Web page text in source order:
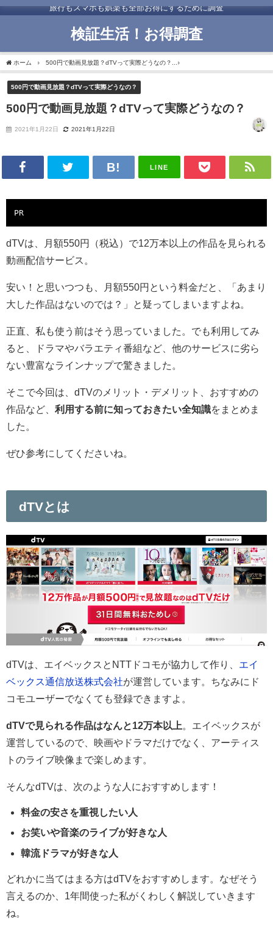
旅行もスマホも娯楽も全部お得にするために調査
検証生活！お得調査
ホーム 500円で動画見放題？dTVって実際どうなの？
500円で動画見放題？dTVって実際どうなの？
500円で動画見放題？dTVって実際どうなの？
2021年1月22日 2021年1月22日
LINE
PR
dTVは、月額550円（税込）で12万本以上の作品を見られる
動画配信サービス。
安い！と思いつつも、月額550円という料金だと、「あまり
大した作品はないのでは？」と疑ってしまいますよね。
正直、私も使う前はそう思っていました。でも利用してみ
ると、
ドラマやバラエティ番組など、他のサービスに劣ら
ない豊富なラインナップで驚きました
そこで今回は、 dTVのメリット・デメリット、おすすめの
作品など、 利用する前に知っておきたい全知識をまとめま
した
ぜひ参考にしてくださいね。
dTVとは
dTVは、エイベックスとNTTドコモが協力して作り、
エイ
ベックス通信放送株式会社が運営しています。ちなみにド
コモユーザーでなくても登録できますよ。
dTVで見られる作品はなんと12万本以上 。エイベックスが
運営しているので、映画やドラマだけでなく、アーティス
トのライブ映像まで楽しめます。
そんなdTVは、次のような人におすすめします！
料金の安さを重視したい人
お笑いや音楽のライブが好きな人
韓流ドラマが好きな人
どれかに当てはまる方はdTVをおすすめします。なぜそう
言えるのか、1年間使った私がくわしく解説していきます
ね。